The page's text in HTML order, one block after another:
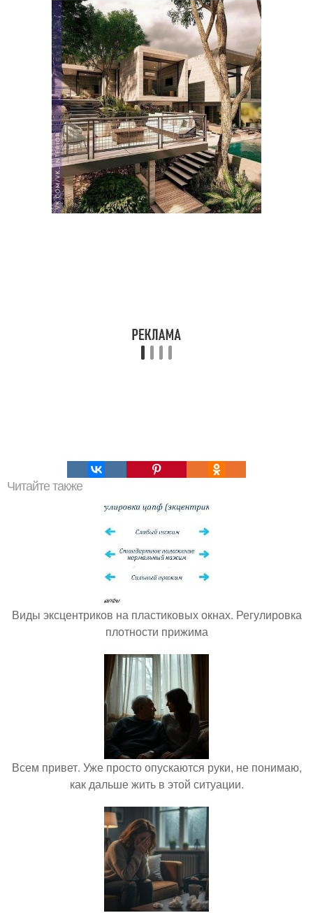
Читайте также
Виды эксцентриков на пластиковых окнах. Регулировка
плотности прижима
Всем привет. Уже просто опускаются руки, не понимаю,
как дальше жить в этой ситуации.